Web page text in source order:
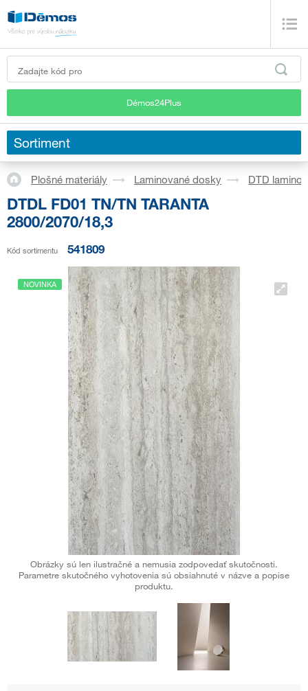
Démos24Plus
Sortiment
Plošné materiály Laminované dosky DTD
DTDL FD01 TN/TN TARANTA
2800/2070/18,3
Kód sortimentu 541809
NOVINKA
Obrázky sú len ilustračné a nemusia zodpovedať skutočnosti.
Parametre skutočného vyhotovenia sú obsiahnuté v názve a popise
produktu.